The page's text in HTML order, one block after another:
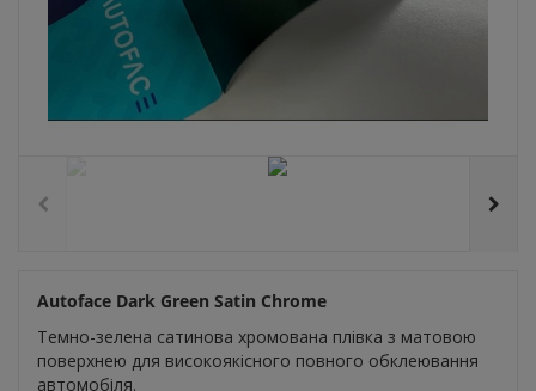
Autoface Dark Green Satin Chrome
Темно-зелена сатинова хромована плівка з матовою
поверхнею для високоякісного повного обклеювання
автомобіля.